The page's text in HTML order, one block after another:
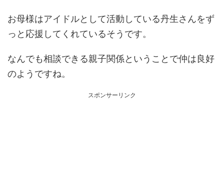
お母様はアイドルとして活動している丹生さんをず
っと応援してくれているそうです。
なんでも相談できる親子関係ということで仲は良好
のようですね。
スポンサーリンク